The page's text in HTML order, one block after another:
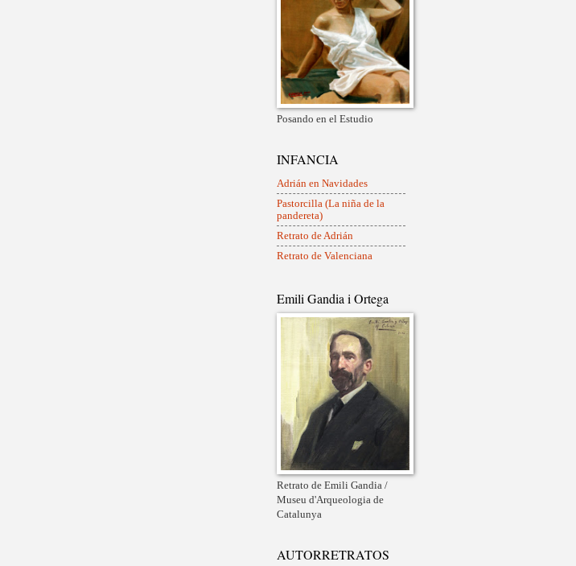
Posando en el Estudio
INFANCIA
Adrián en Navidades
Pastorcilla (La niña de la
pandereta)
Retrato de Adrián
Retrato de Valenciana
Emili Gandia i Ortega
Retrato de Emili Gandia /
Museu d'Arqueologia de
Catalunya
AUTORRETRATOS